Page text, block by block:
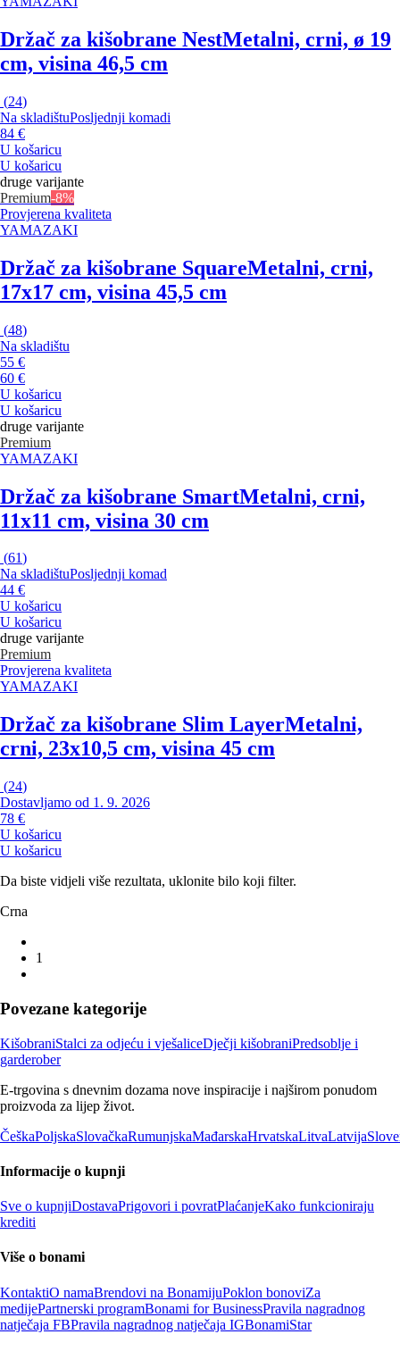
Držač za kišobrane NestMetalni, crni, ø 19
cm, visina 46,5 cm
(24)
Na skladištuPosljednji komadi
84 €
U košaricu
U košaricu
druge varijante
Premium-8%
Provjerena kvaliteta
YAMAZAKI
Držač za kišobrane SquareMetalni, crni,
17x17 cm, visina 45,5 cm
(48)
Na skladištu
55 €
60 €
U košaricu
U košaricu
druge varijante
Premium
YAMAZAKI
Držač za kišobrane SmartMetalni, crni,
11x11 cm, visina 30 cm
(61)
Na skladištuPosljednji komad
44 €
U košaricu
U košaricu
druge varijante
Premium
Provjerena kvaliteta
YAMAZAKI
Držač za kišobrane Slim LayerMetalni,
crni, 23x10,5 cm, visina 45 cm
(24)
Dostavljamo od 1. 9. 2026
78 €
U košaricu
U košaricu
Da biste vidjeli više rezultata, uklonite bilo koji filter.
Crna
1
Povezane kategorije
KišobraniStalci za odjeću i vješaliceDječji kišobraniPredsoblje i
garderober
E-trgovina s dnevnim dozama nove inspiracije i najširom ponudom
proizvoda za lijep život.
ČeškaPoljskaSlovačkaRumunjskaMađarskaHrvatskaLitvaLatvija
Informacije o kupnji
Sve o kupnjiDostavaPrigovori i povratPlaćanjeKako funkcioniraju
krediti
Više o bonami
KontaktiO namaBrendovi na BonamijuPoklon bonoviZa
medijePartnerski programBonami for BusinessPravila nagradnog
natječaja FBPravila nagradnog natječaja IGBonamiStar